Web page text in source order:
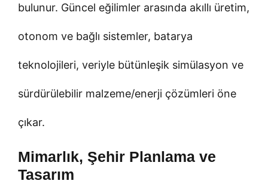
bulunur. Güncel eğilimler arasında akıllı üretim,
otonom ve bağlı sistemler, batarya
teknolojileri, veriyle bütünleşik simülasyon ve
sürdürülebilir malzeme/enerji çözümleri öne
çıkar.
Mimarlık, Şehir Planlama ve
Tasarım